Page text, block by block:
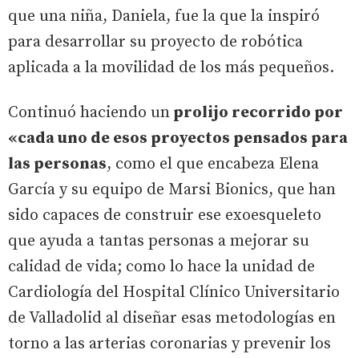
que una niña, Daniela, fue la que la inspiró
para desarrollar su proyecto de robótica
aplicada a la movilidad de los más pequeños.
Continuó haciendo un prolijo recorrido por
«cada uno de esos proyectos pensados para
las personas, como el que encabeza Elena
García y su equipo de Marsi Bionics, que han
sido capaces de construir ese exoesqueleto
que ayuda a tantas personas a mejorar su
calidad de vida; como lo hace la unidad de
Cardiología del Hospital Clínico Universitario
de Valladolid al diseñar esas metodologías en
torno a las arterias coronarias y prevenir los